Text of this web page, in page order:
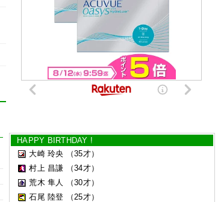
HAPPY BIRTHDAY !
大崎 玲央
（35才）
村上 昌謙
（34才）
荒木 隼人
（30才）
石尾 陸登
（25才）